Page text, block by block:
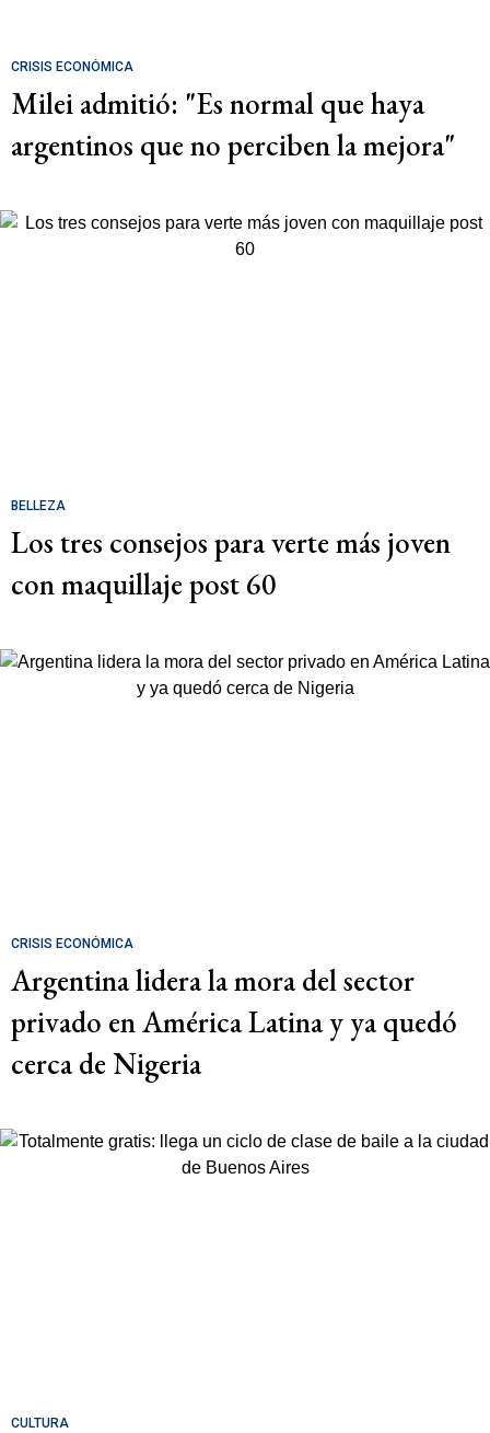
CRISIS ECONÓMICA
Milei admitió: "Es normal que haya
argentinos que no perciben la mejora"
BELLEZA
Los tres consejos para verte más joven
con maquillaje post 60
CRISIS ECONÓMICA
Argentina lidera la mora del sector
privado en América Latina y ya quedó
cerca de Nigeria
CULTURA